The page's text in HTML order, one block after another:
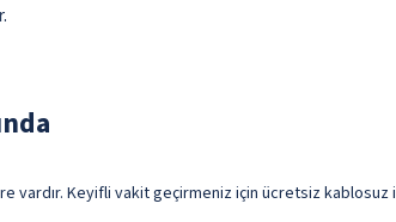
vardır. Keyifli vakit geçirmeniz için ücretsiz kablosuz